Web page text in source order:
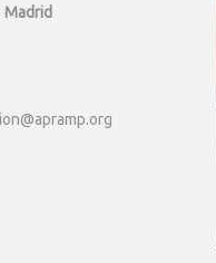
Madrid